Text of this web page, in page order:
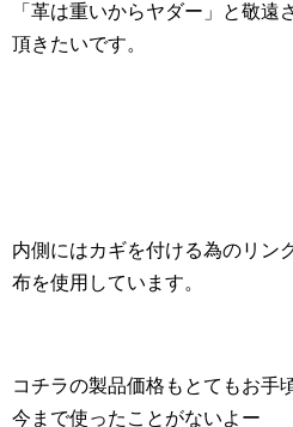
「革は重いからヤダー」と敬遠
頂きたいです。
内側にはカギを付ける為のリン
布を使用しています。
コチラの製品価格もとてもお手
今まで使ったことがないよー